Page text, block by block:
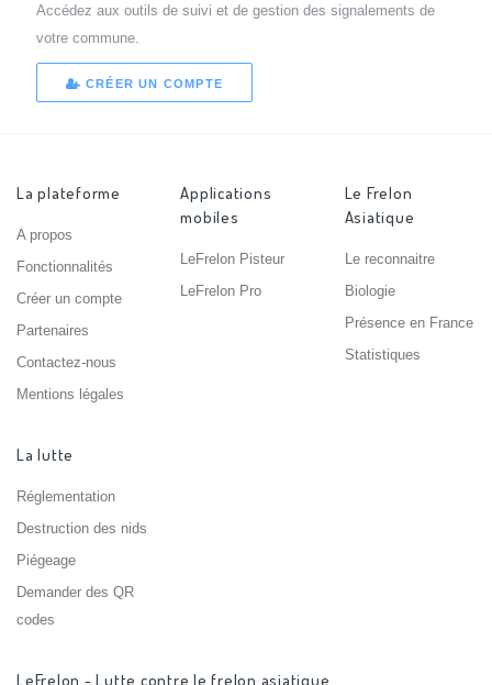
Accédez aux outils de suivi et de gestion des signalements de
votre commune.
CRÉER UN COMPTE
La plateforme
A propos
Fonctionnalités
Créer un compte
Partenaires
Contactez-nous
Mentions légales
Applications
mobiles
LeFrelon Pisteur
LeFrelon Pro
Le Frelon
Asiatique
Le reconnaitre
Biologie
Présence en France
Statistiques
La lutte
Réglementation
Destruction des nids
Piégeage
Demander des QR
codes
LeFrelon - Lutte contre le frelon asiatique